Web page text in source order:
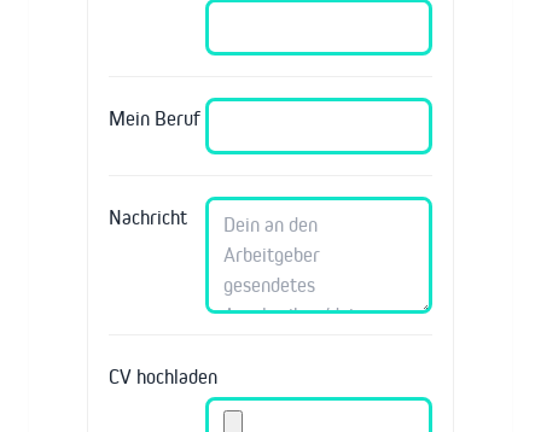
Mein Beruf
Nachricht
CV hochladen